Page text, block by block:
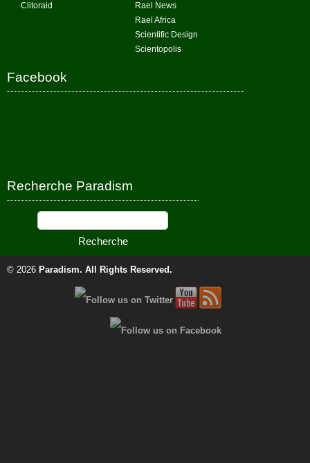
Clitoraid
Rael News
Rael Africa
Scientific Design
Scientopolis
Facebook
Recherche Paradism
© 2026 Paradism. All Rights Reserved.